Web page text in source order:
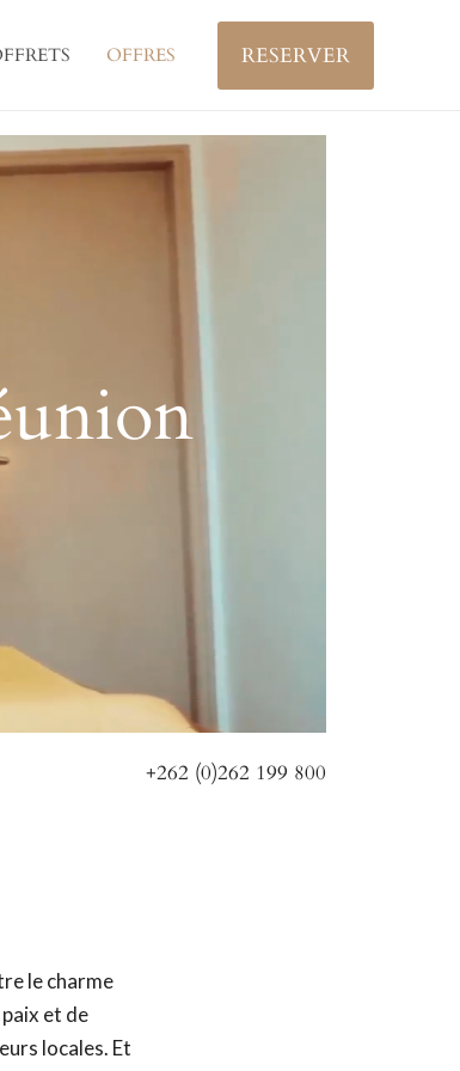
OFFRES RESERVER
+262 (0)262 199 800
le charme
et de
locales. Et